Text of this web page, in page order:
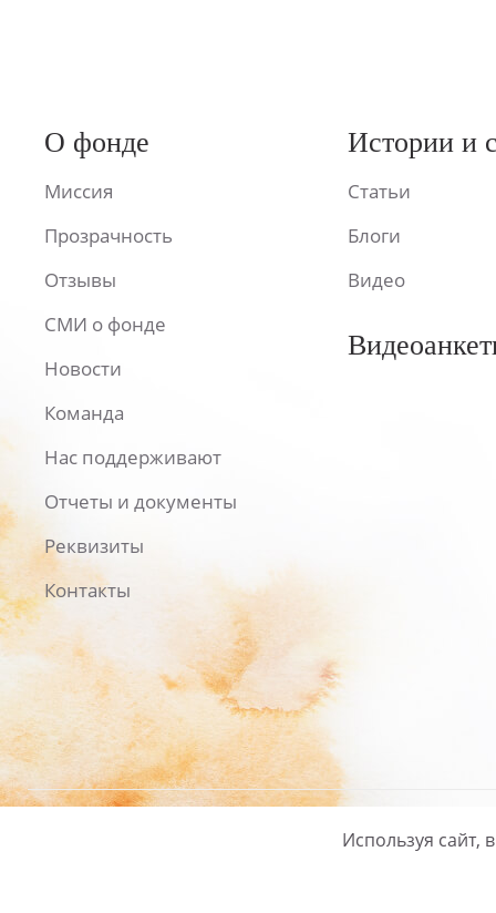
О фонде
Миссия
Прозрачность
Отзывы
СМИ о фонде
Новости
Команда
Нас поддерживают
Отчеты и документы
Реквизиты
Контакты
Истории и
Статьи
Блоги
Видео
Политика
Используя сайт,